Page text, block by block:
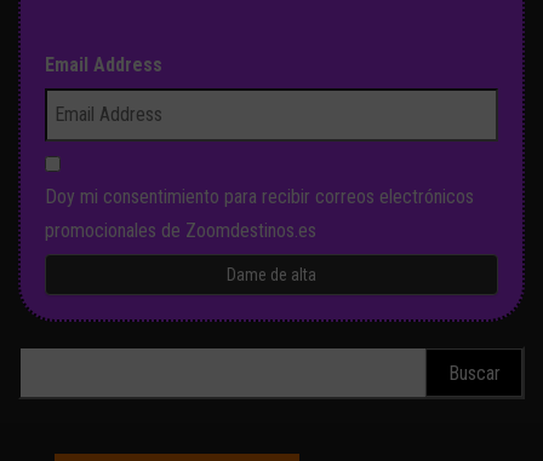
Email Address
Doy mi consentimiento para recibir correos electrónicos
promocionales de Zoomdestinos.es